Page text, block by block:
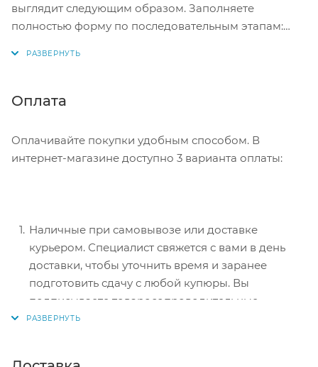
выглядит следующим образом. Заполняете
полностью форму по последовательным этапам:
Нажмите кнопку «Оформить заказ».
Оплата
Оплачивайте покупки удобным способом. В
интернет-магазине доступно 3 варианта оплаты:
Наличные при самовывозе или доставке
курьером. Специалист свяжется с вами в день
доставки, чтобы уточнить время и заранее
подготовить сдачу с любой купюры. Вы
подписываете товаросопроводительные
документы, вносите денежные средства,